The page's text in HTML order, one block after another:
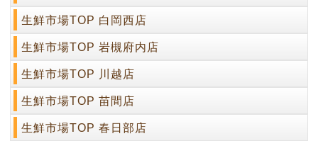
生鮮市場TOP 白岡西店
生鮮市場TOP 岩槻府内店
生鮮市場TOP 川越店
生鮮市場TOP 苗間店
生鮮市場TOP 春日部店